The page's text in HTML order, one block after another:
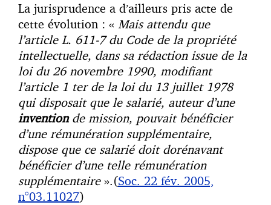
La jurisprudence a d’ailleurs pris acte de
cette évolution : « Mais attendu que
l’article L. 611-7 du Code de la propriété
intellectuelle, dans sa rédaction issue de la
loi du 26 novembre 1990, modifiant
l’article 1 ter de la loi du 13 juillet 1978
qui disposait que le salarié, auteur d’une
inventionde mission, pouvait bénéficier
d’une rémunération supplémentaire,
dispose que ce salarié doit dorénavant
bénéficier d’une telle rémunération
supplémentaire ».(Soc. 22 fév. 2005,
n°03.11027)